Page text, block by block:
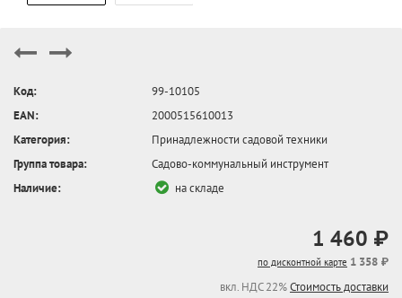
Код:
99-10105
EAN:
2000515610013
Категория:
Принадлежности садовой техники
Группа товара:
Садово-коммунальный инструмент
Наличие:
на складе
1 460 ₽
по дисконтной карте 1 358 ₽
вкл. НДС 22%Стоимость доставки